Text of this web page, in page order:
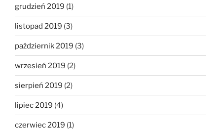
grudzień 2019 (1)
listopad 2019 (3)
październik 2019 (3)
wrzesień 2019 (2)
sierpień 2019 (2)
lipiec 2019 (4)
czerwiec 2019 (1)